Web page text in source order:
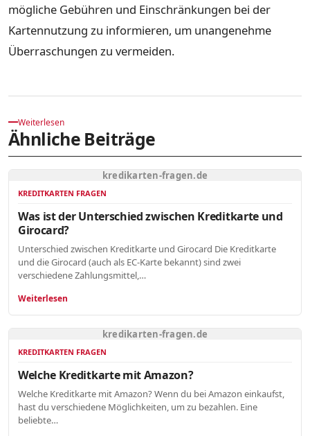
mögliche Gebühren und Einschränkungen bei der
Kartennutzung zu informieren, um unangenehme
Überraschungen zu vermeiden.
Weiterlesen
Ähnliche Beiträge
kredikarten-fragen.de
KREDITKARTEN FRAGEN
Was ist der Unterschied zwischen Kreditkarte und
Girocard?
Unterschied zwischen Kreditkarte und Girocard Die Kreditkarte
und die Girocard (auch als EC-Karte bekannt) sind zwei
verschiedene Zahlungsmittel,…
Weiterlesen
kredikarten-fragen.de
KREDITKARTEN FRAGEN
Welche Kreditkarte mit Amazon?
Welche Kreditkarte mit Amazon? Wenn du bei Amazon einkaufst,
hast du verschiedene Möglichkeiten, um zu bezahlen. Eine
beliebte…